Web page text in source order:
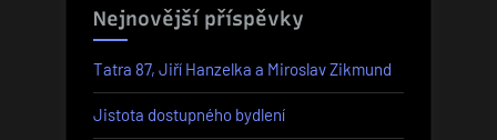
Nejnovější příspěvky
Tatra 87, Jiří Hanzelka a Miroslav Zikmund
Jistota dostupného bydlení